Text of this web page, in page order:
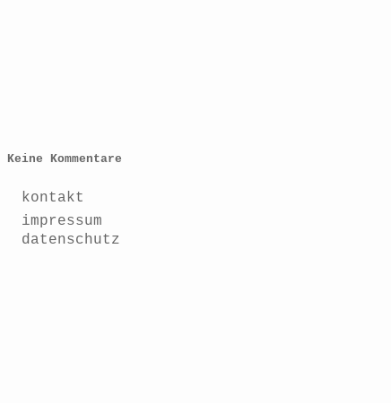
Keine Kommentare
kontakt
impressum
datenschutz